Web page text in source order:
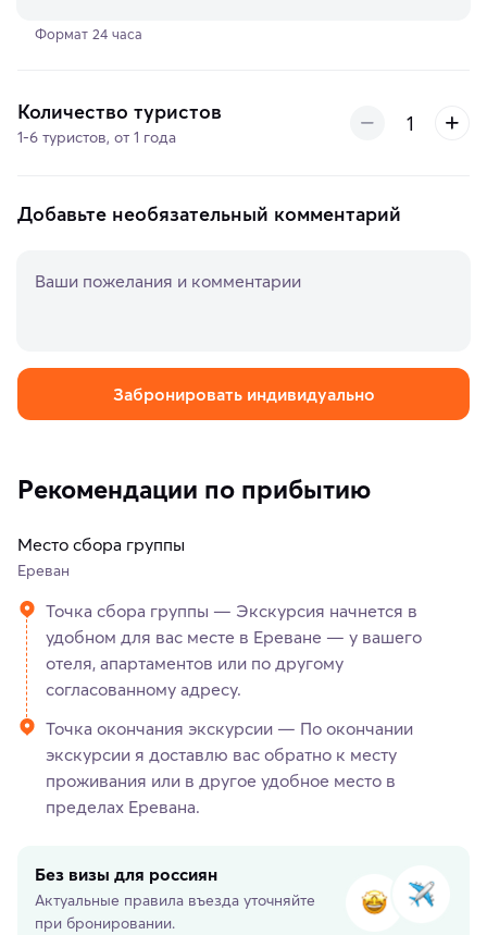
Формат 24 часа
Количество туристов
1-6 туристов, от 1 года
Добавьте необязательный комментарий
Ваши пожелания и комментарии
Забронировать индивидуально
Рекомендации по прибытию
Место сбора группы
Ереван
Точка сбора группы — Экскурсия начнется в
удобном для вас месте в Ереване — у вашего
отеля, апартаментов или по другому
согласованному адресу.
Точка окончания экскурсии — По окончании
экскурсии я доставлю вас обратно к месту
проживания или в другое удобное место в
пределах Еревана.
Без визы для россиян
Актуальные правила въезда уточняйте
при бронировании.